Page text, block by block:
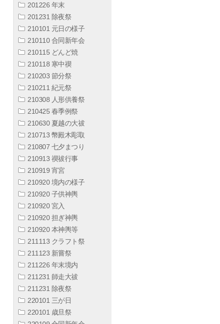
201226 年末
201231 除夜祭
210101 元日の様子
210110 合同新年会
210115 どんど焼
210118 寒中禊
210203 節分祭
210211 紀元祭
210308 人形供養祭
210425 春季例祭
210630 夏越の大祓
210713 幣殿木彫取
210807 七夕まつり
210913 禊祓行事
210919 宵宮
210920 境内の様子
210920 子供神輿
210920 宮入
210920 担ぎ神輿
210920 本神輿等
211113 クラフト祭
211123 新嘗祭
211226 年末境内
211231 師走大祓
211231 除夜祭
220101 三が日
220101 歳旦祭